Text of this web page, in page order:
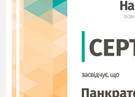
компетентнісного
покращення рівня
Тому
Педагогам
правової бази, яка